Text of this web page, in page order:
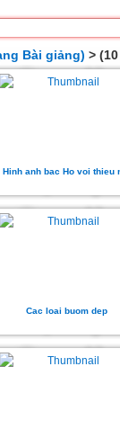
Bài giảng) >
Hinh anh bac Ho voi thieu
Cac loai buom dep